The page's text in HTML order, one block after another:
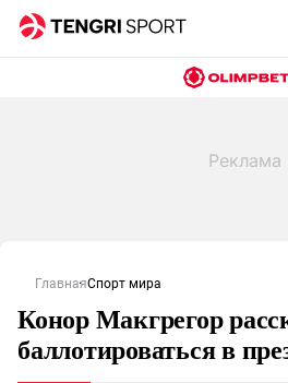
ГлавнаяСпорт мира
Конор Макгрегор
баллотироваться в